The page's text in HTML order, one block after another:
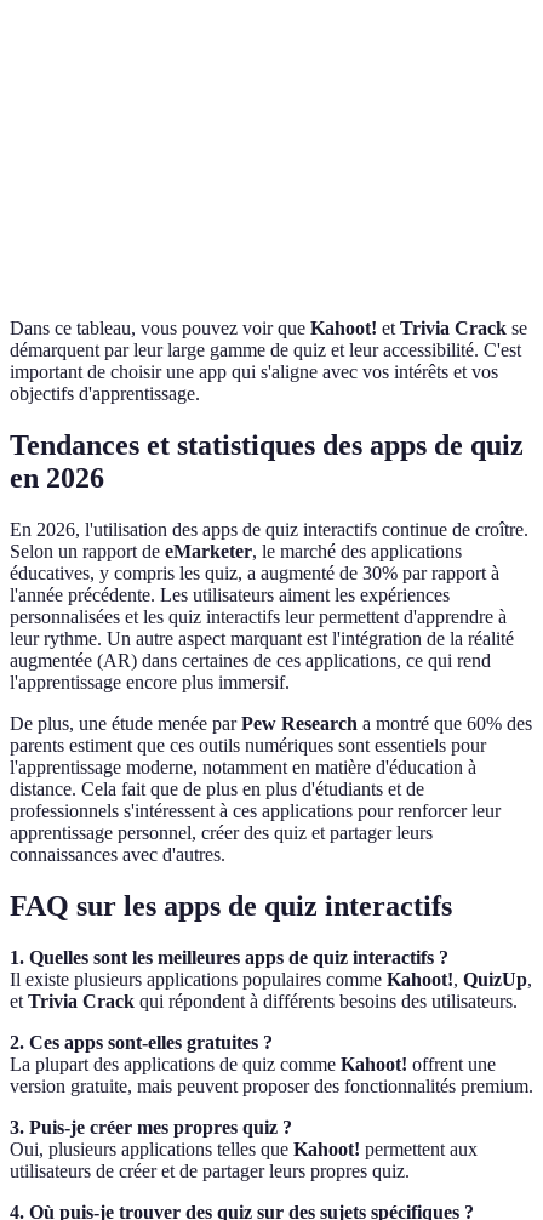
Dans ce tableau, vous pouvez voir que Kahoot! et Trivia Crack se
démarquent par leur large gamme de quiz et leur accessibilité. C'est
important de choisir une app qui s'aligne avec vos intérêts et vos
objectifs d'apprentissage.
Tendances et statistiques des apps de quiz
en 2026
En 2026, l'utilisation des apps de quiz interactifs continue de croître.
Selon un rapport de eMarketer, le marché des applications
éducatives, y compris les quiz, a augmenté de 30% par rapport à
l'année précédente. Les utilisateurs aiment les expériences
personnalisées et les quiz interactifs leur permettent d'apprendre à
leur rythme. Un autre aspect marquant est l'intégration de la réalité
augmentée (AR) dans certaines de ces applications, ce qui rend
l'apprentissage encore plus immersif.
De plus, une étude menée parPew Research a montré que 60% des
parents estiment que ces outils numériques sont essentiels pour
l'apprentissage moderne, notamment en matière d'éducation à
distance. Cela fait que de plus en plus d'étudiants et de
professionnels s'intéressent à ces applications pour renforcer leur
apprentissage personnel, créer des quiz et partager leurs
connaissances avec d'autres.
FAQ sur les apps de quiz interactifs
1. Quelles sont les meilleures apps de quiz interactifs ?
Il existe plusieurs applications populaires comme Kahoot!, QuizUp,
et Trivia Crack qui répondent à différents besoins des utilisateurs.
2. Ces apps sont-elles gratuites ?
La plupart des applications de quiz comme Kahoot! offrent une
version gratuite, mais peuvent proposer des fonctionnalités premium.
3. Puis-je créer mes propres quiz ?
Oui, plusieurs applications telles que Kahoot! permettent aux
utilisateurs de créer et de partager leurs propres quiz.
4. Où puis-je trouver des quiz sur des sujets spécifiques ?